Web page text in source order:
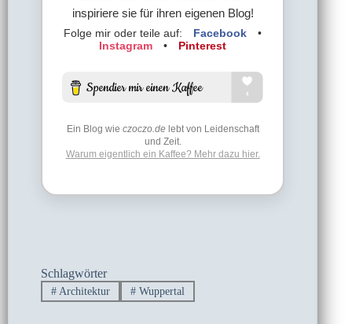
inspiriere sie für ihren eigenen Blog!
Folge mir oder teile auf: Facebook
•
Instagram
• Pinterest
Ein Blog wie czoczo.delebt von Leidenschaft
und Zeit.
Warum eigentlich ein Kaffee? Mehr dazu hier.
Schlagwörter
#Architektur #Wuppertal